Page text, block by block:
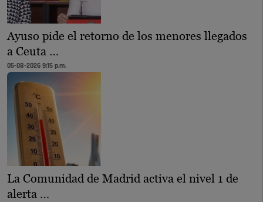
Ayuso pide el retorno de los menores llegados
a Ceuta …
05-08-2026 9:15 p.m.
La Comunidad de Madrid activa el nivel 1 de
alerta …